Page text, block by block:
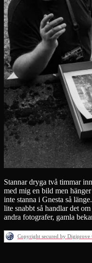
Stannar dryga två timmar
med mig en bild men
inte stanna i Gnesta så
lite snabbt så handlar det
andra fotografer, gamla
Copyright secured by Digiprove